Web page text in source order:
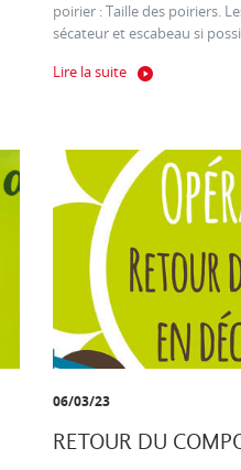
poirier : Taille des poiriers.
sécateur et escabeau si
Lire la suite
06/03/23
RETOUR DU